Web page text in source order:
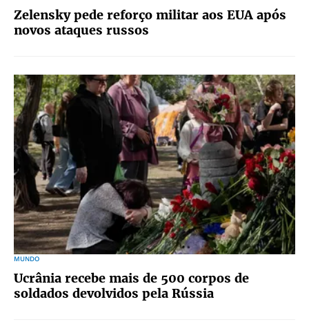
Zelensky pede reforço militar aos EUA após
novos ataques russos
MUNDO
Ucrânia recebe mais de 500 corpos de
soldados devolvidos pela Rússia